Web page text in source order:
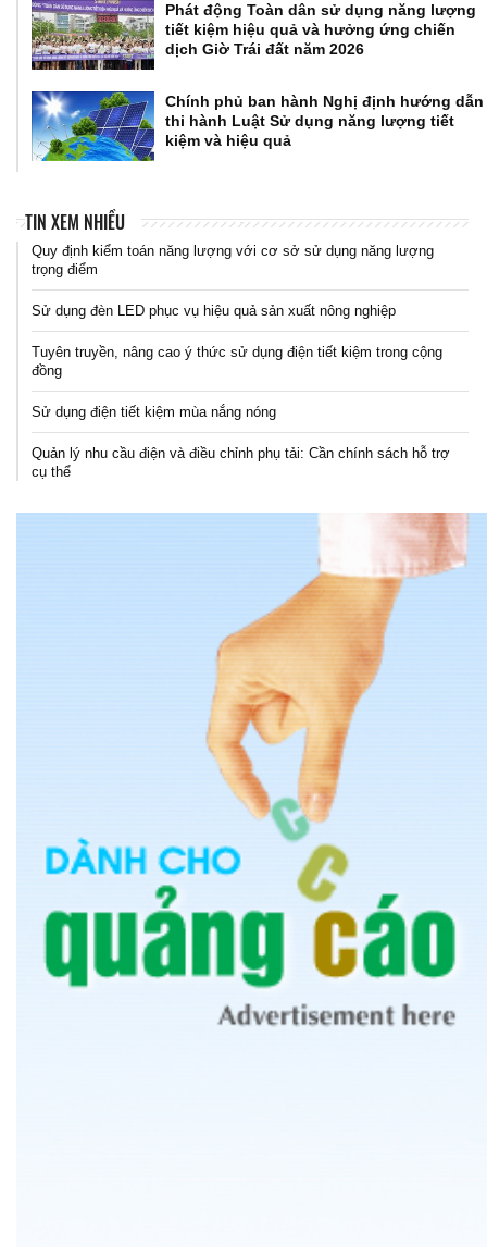
Phát động Toàn dân sử dụng năng lượng
tiết kiệm hiệu quả và hưởng ứng chiến
dịch Giờ Trái đất năm 2026
Chính phủ ban hành Nghị định hướng dẫn
thi hành Luật Sử dụng năng lượng tiết
kiệm và hiệu quả
TIN XEM NHIỀU
Quy định kiểm toán năng lượng với cơ sở sử dụng năng lượng
trọng điểm
Sử dụng đèn LED phục vụ hiệu quả sản xuất nông nghiệp
Tuyên truyền, nâng cao ý thức sử dụng điện tiết kiệm trong cộng
đồng
Sử dụng điện tiết kiệm mùa nắng nóng
Quản lý nhu cầu điện và điều chỉnh phụ tải: Cần chính sách hỗ trợ
cụ thể